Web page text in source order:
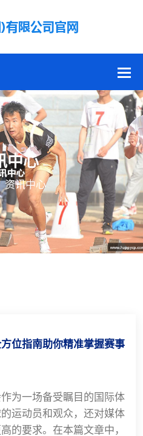
中心
资讯中心
位指南助你精准掌握赛事
为一场备受瞩目的国际体
运动员和观众，还对媒体
的要求。在本篇文章中，